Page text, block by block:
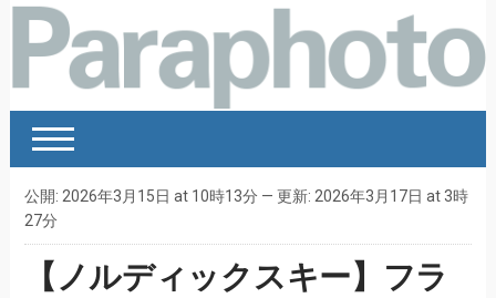
公開: 2026年3月15日 at 10時13分 — 更新: 2026年3月17日 at 3時
27分
【ノルディックスキー】フラ